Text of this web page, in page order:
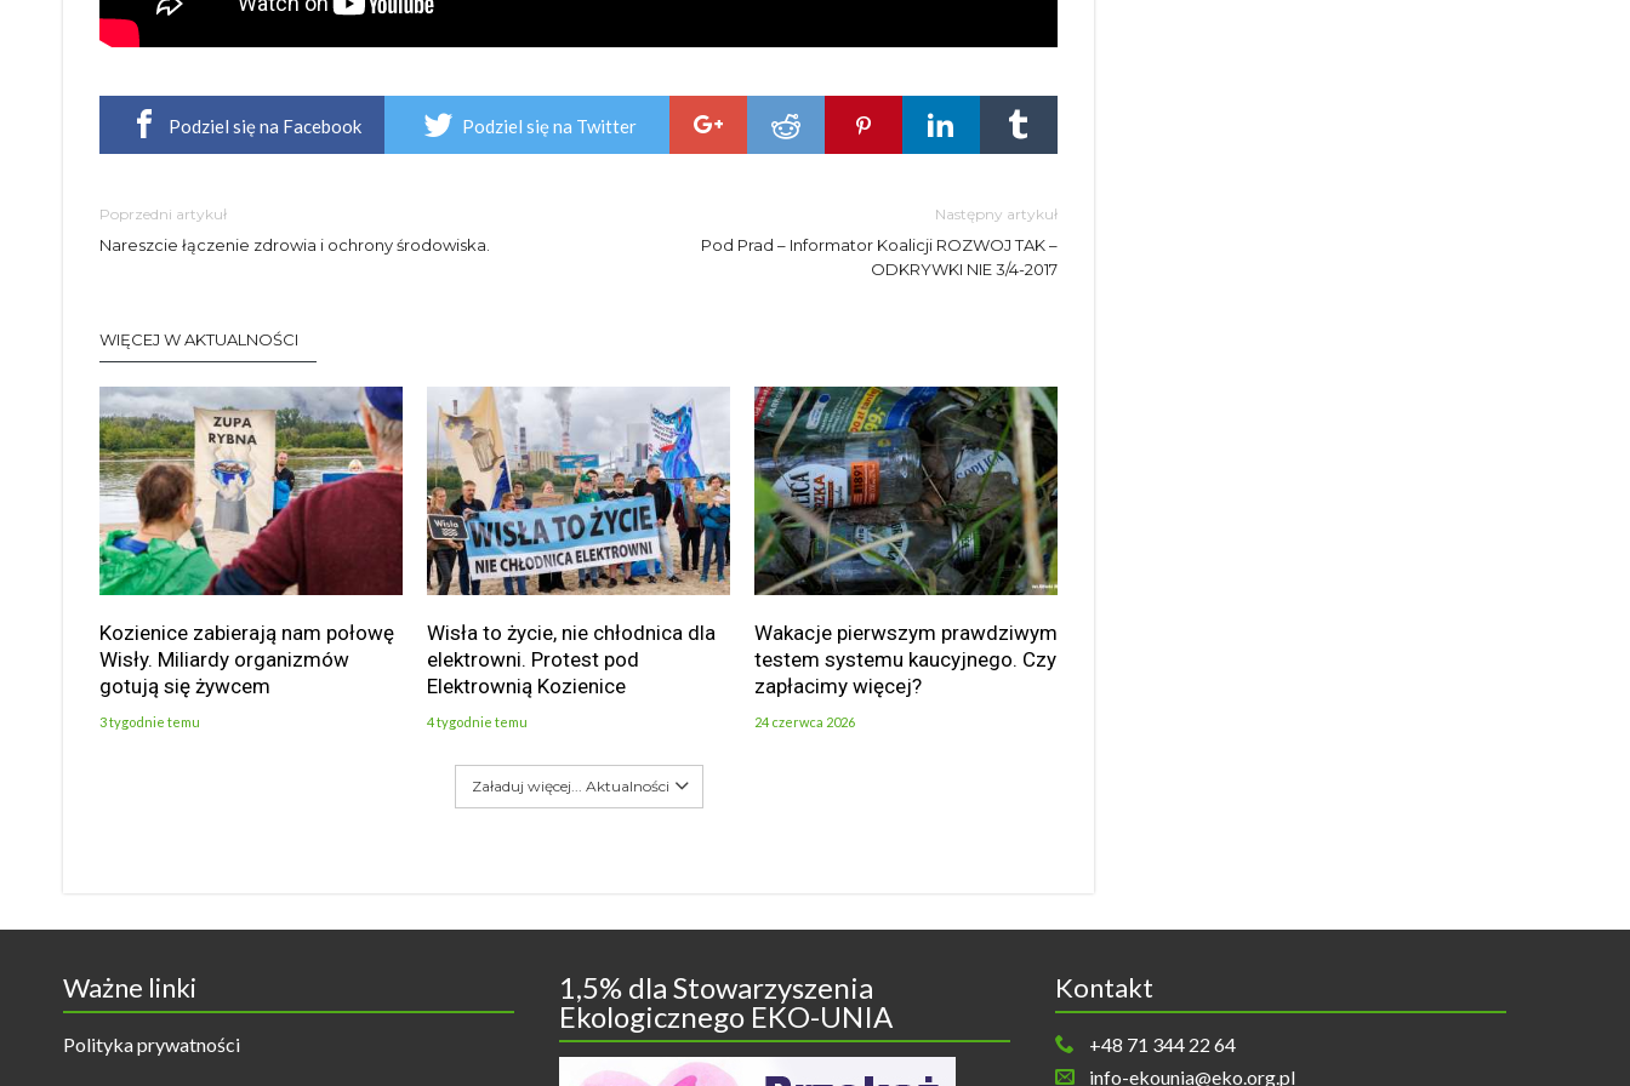
Podziel się na Facebook Podziel się na Twitter
Poprzedni artykuł
Nareszcie łączenie zdrowia i ochrony środowiska.
Następny artykuł
Pod Prad – Informator Koalicji ROZWOJ TAK –
ODKRYWKI NIE 3/4-2017
WIĘCEJ W AKTUALNOŚCI
Kozienice zabierają nam połowę
Wisły. Miliardy organizmów
gotują się żywcem
3 tygodnie temu
Wisła to życie, nie chłodnica dla
elektrowni. Protest pod
Elektrownią Kozienice
4 tygodnie temu
Wakacje pierwszym prawdziwym
testem systemu kaucyjnego. Czy
zapłacimy więcej?
24 czerwca 2026
Załaduj więcej... Aktualności
Ważne linki
Polityka prywatności
1,5% dla Stowarzyszenia
Ekologicznego EKO-UNIA
Kontakt
+48 71 344 22 64
info-ekounia@eko.org.pl